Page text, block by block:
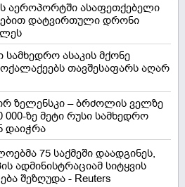
აეროპორტში ასაფეთქებელი
დატვირთული დრონი
სამხედრო ასაკის მქონე
თავშესაფარს აღარ
ზელენსკი – ბრძოლის ველზე
000-ზე მეტი რუსი სამხედრო
დაიჭრა
75 საქმეში დაადგინეს,
ადმინისტრაციამ სიტყვის
შეზღუდა - Reuters